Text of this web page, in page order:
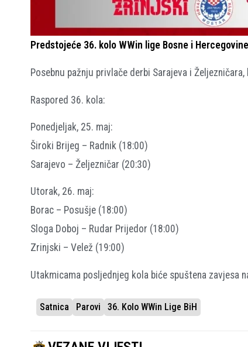
Predstojeće 36. kolo WWin lige Bosne i
Posebnu pažnju privlače derbi Sarajeva i
Raspored 36. kola:
Ponedjeljak, 25. maj:
Široki Brijeg – Radnik (18:00)
Sarajevo – Željezničar (20:30)
Utorak, 26. maj:
Borac – Posušje (18:00)
Sloga Doboj – Rudar Prijedor (18:00)
Zrinjski – Velež (19:00)
Utakmicama posljednjeg kola biće spuštena zavjesa
Satnica Parovi 36. Kolo WWin Lige BiH